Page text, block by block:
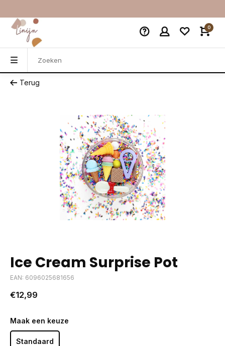
0
Terug
Ice Cream Surprise Pot
EAN: 6096025681656
€12,99
Maak een keuze
Standaard